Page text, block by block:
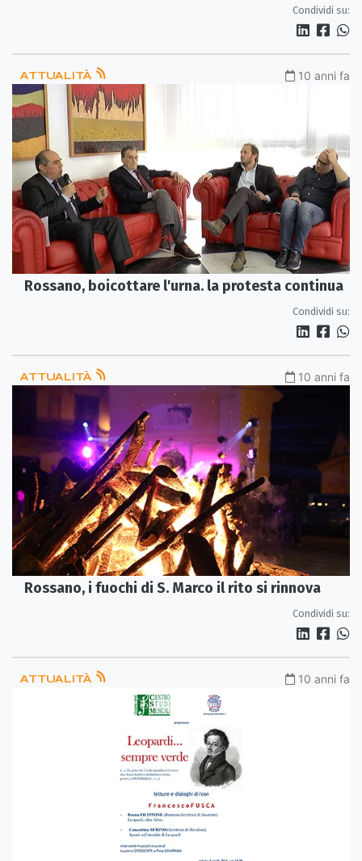
Condividi su:
ATTUALITÀ 10 anni fa
Rossano, boicottare l'urna. la protesta continua
Condividi su:
ATTUALITÀ 10 anni fa
Rossano, i fuochi di S. Marco il rito si rinnova
Condividi su:
ATTUALITÀ 10 anni fa